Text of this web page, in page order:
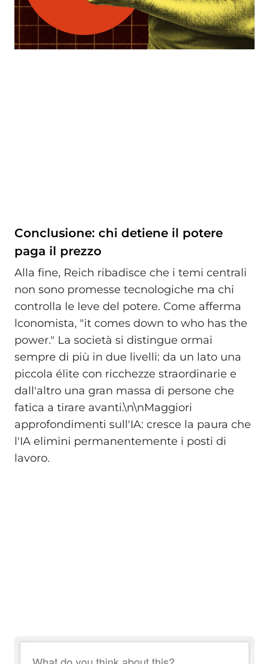
Conclusione: chi detiene il potere
paga il prezzo
Alla fine, Reich ribadisce che i temi centrali
non sono promesse tecnologiche ma chi
controlla le leve del potere. Come afferma
lconomista, "it comes down to who has the
power." La società si distingue ormai
sempre di più in due livelli: da un lato una
piccola élite con ricchezze straordinarie e
dall'altro una gran massa di persone che
fatica a tirare avanti.\n\nMaggiori
approfondimenti sull'IA: cresce la paura che
l'IA elimini permanentemente i posti di
lavoro.